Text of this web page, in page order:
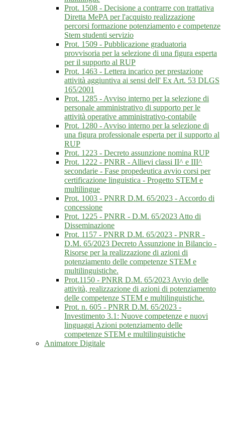
Prot. 1508 - Decisione a contrarre con trattativa
Diretta MePA per l'acquisto realizzazione
percorsi formazione potenziamento e competenze
Stem studenti servizio
Prot. 1509 - Pubblicazione graduatoria
provvisoria per la selezione di una figura esperta
per il supporto al RUP
Prot. 1463 - Lettera incarico per prestazione
attività aggiuntiva ai sensi dell' Ex Art. 53 DLGS
165/2001
Prot. 1285 - Avviso interno per la selezione di
personale amministrativo di supporto per le
attività operative amministrativo-contabile
Prot. 1280 - Avviso interno per la selezione di
una figura professionale esperta per il supporto al
RUP
Prot. 1223 - Decreto assunzione nomina RUP
Prot. 1222 - PNRR - Allievi classi II^ e III^
secondarie - Fase propedeutica avvio corsi per
certificazione linguistica - Progetto STEM e
multilingue
Prot. 1003 - PNRR D.M. 65/2023 - Accordo di
concessione
Prot. 1225 - PNRR - D.M. 65/2023 Atto di
Disseminazione
Prot. 1157 - PNRR D.M. 65/2023 - PNRR -
D.M. 65/2023 Decreto Assunzione in Bilancio -
Risorse per la realizzazione di azioni di
potenziamento delle competenze STEM e
multilinguistiche.
Prot.1150 - PNRR D.M. 65/2023 Avvio delle
attività, realizzazione di azioni di potenziamento
delle competenze STEM e multilinguistiche.
Prot. n. 605 - PNRR D.M. 65/2023 -
Investimento 3.1: Nuove competenze e nuovi
linguaggi Azioni potenziamento delle
competenze STEM e multilinguistiche
Animatore Digitale